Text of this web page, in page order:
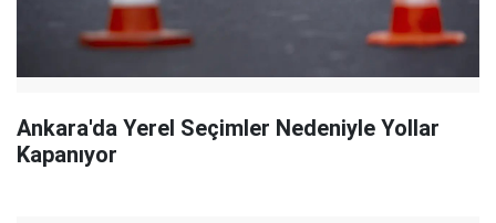
Ankara'da Yerel Seçimler Nedeniyle Yollar
Kapanıyor